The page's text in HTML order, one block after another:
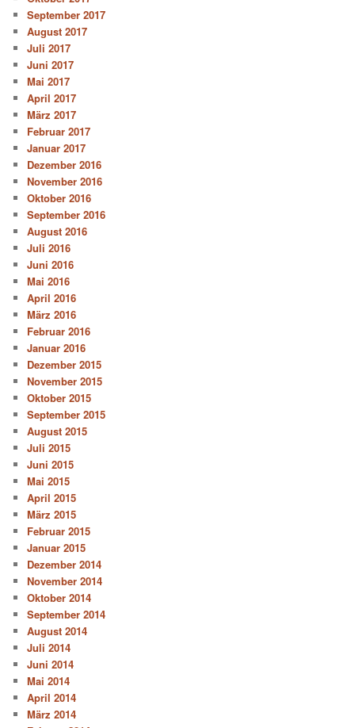
September 2017
August 2017
Juli 2017
Juni 2017
Mai 2017
April 2017
März 2017
Februar 2017
Januar 2017
Dezember 2016
November 2016
Oktober 2016
September 2016
August 2016
Juli 2016
Juni 2016
Mai 2016
April 2016
März 2016
Februar 2016
Januar 2016
Dezember 2015
November 2015
Oktober 2015
September 2015
August 2015
Juli 2015
Juni 2015
Mai 2015
April 2015
März 2015
Februar 2015
Januar 2015
Dezember 2014
November 2014
Oktober 2014
September 2014
August 2014
Juli 2014
Juni 2014
Mai 2014
April 2014
März 2014